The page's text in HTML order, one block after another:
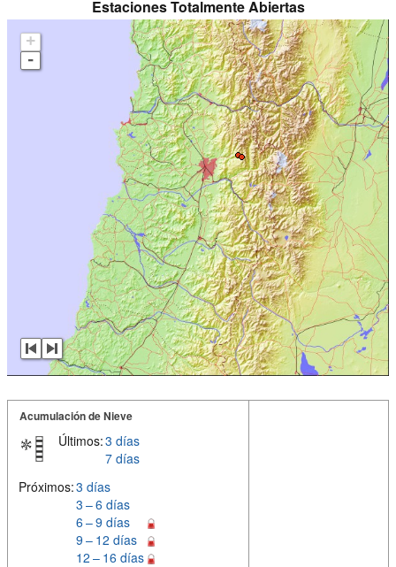
Estaciones Totalmente Abiertas
+
-
Acumulación de Nieve
Últimos:3 días
7 días
Próximos:3 días
3 – 6 días
6 – 9 días
9 – 12 días
12 – 16 días